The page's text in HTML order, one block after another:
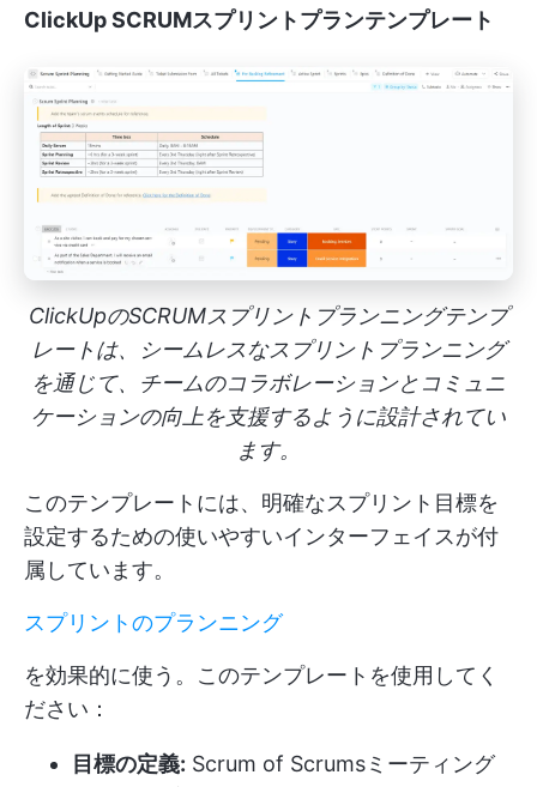
ClickUp SCRUMスプリントプランテンプレート
ClickUpのSCRUMスプリントプランニングテンプ
レートは、シームレスなスプリントプランニング
を通じて、チームのコラボレーションとコミュニ
ケーションの向上を支援するように設計されてい
ます。
このテンプレートには、明確なスプリント目標を
設定するための使いやすいインターフェイスが付
属しています。
スプリントのプランニング
を効果的に使う。このテンプレートを使用してく
ださい：
目標の定義: Scrum of Scrumsミーティング